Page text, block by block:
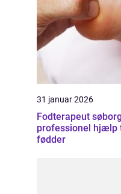
31 januar 2026
Fodterapeut søborg
professionel hjælp
fødder